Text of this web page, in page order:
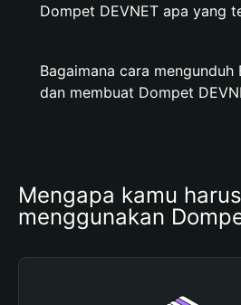
Dompet DEVNET apa yang
Bagaimana cara mengunduh
dan membuat Dompet
Mengapa kamu harus
menggunakan